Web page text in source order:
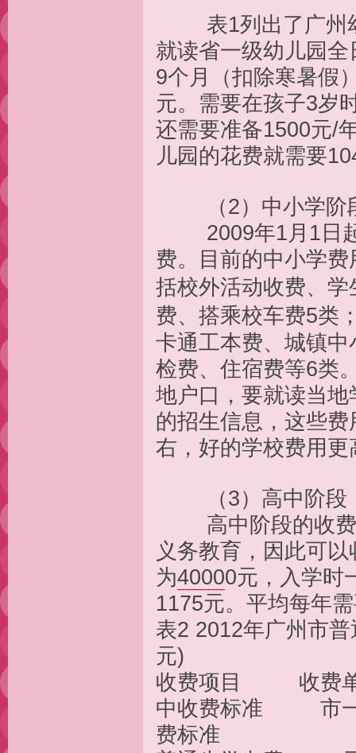
表1列出了广州幼
就读省一级幼儿园
9个月（扣除寒暑假
元。需要在孩子3岁
还需要准备1500元/
儿园的花费就需要
（2）中小学阶
2009年1月1日起
费。目前的中小学
括校外活动收费、
费、搭乘校车费5类
卡通工本费、城镇
检费、住宿费等6类
地户口，要就读当
的招生信息，这些
右，好的学校费用
（3）高中阶段
高中阶段的收费
义务教育，因此可
为40000元，入学时
1175元。平均每年
表2 2012年广
元)
收费项目 收费
中收费标准 市一
费标准